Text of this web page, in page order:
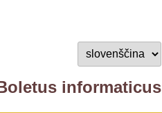
informaticus